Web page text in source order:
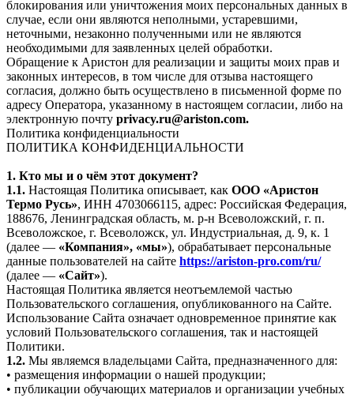
блокирования или уничтожения моих персональных данных в
случае, если они являются неполными, устаревшими,
неточными, незаконно полученными или не являются
необходимыми для заявленных целей обработки.
Обращение к Аристон для реализации и защиты моих прав и
законных интересов, в том числе для отзыва настоящего
согласия, должно быть осуществлено в письменной форме по
адресу Оператора, указанному в настоящем согласии, либо на
электронную почту privacy.ru@ariston.com.
Политика конфиденциальности
ПОЛИТИКА КОНФИДЕНЦИАЛЬНОСТИ
1. Кто мы и о чём этот документ?
1.1. Настоящая Политика описывает, как ООО «Аристон
Термо Русь», ИНН 4703066115, адрес: Российская Федерация,
188676, Ленинградская область, м. р-н Всеволожский, г. п.
Всеволожское, г. Всеволожск, ул. Индустриальная, д. 9, к. 1
(далее — «Компания», «мы»), обрабатывает персональные
данные пользователей на сайте https://ariston-pro.com/ru/
(далее — «Сайт»).
Настоящая Политика является неотъемлемой частью
Пользовательского соглашения, опубликованного на Сайте.
Использование Сайта означает одновременное принятие как
условий Пользовательского соглашения, так и настоящей
Политики.
1.2. Мы являемся владельцами Сайта, предназначенного для:
• размещения информации о нашей продукции;
• публикации обучающих материалов и организации учебных